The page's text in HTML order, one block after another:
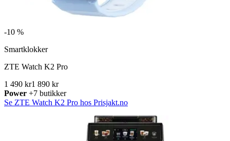
-10 %
Smartklokker
ZTE Watch K2 Pro
1 490 kr1 890 kr
Power +7 butikker
Se ZTE Watch K2 Pro hos Prisjakt.no